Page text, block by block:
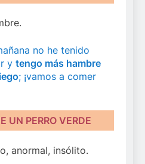
no he tenido
y tengo más hambre
; ¡vamos a comer
UN PERRO VERDE
anormal, insólito.